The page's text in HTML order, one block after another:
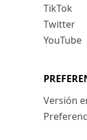
TikTok
Twitter
YouTube
Versión